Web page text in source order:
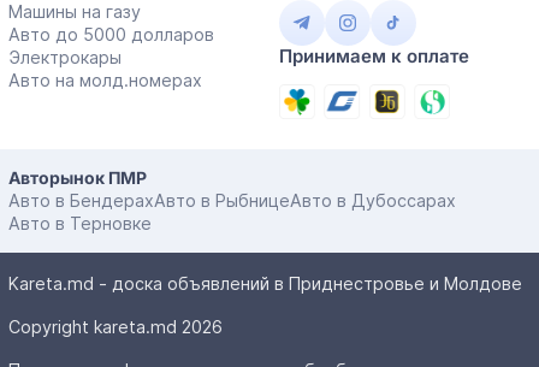
Машины на газу
Авто до 5000 долларов
Электрокары
Авто на молд.номерах
Принимаем к оплате
Авторынок ПМР
Авто в БендерахАвто в РыбницеАвто в Дубоссарах
Авто в Терновке
Kareta.md - доска объявлений в Приднестровье и Молдове
Copyright kareta.md 2026